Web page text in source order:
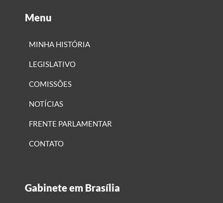
Menu
MINHA HISTÓRIA
LEGISLATIVO
COMISSÕES
NOTÍCIAS
FRENTE PARLAMENTAR
CONTATO
Gabinete em Brasília